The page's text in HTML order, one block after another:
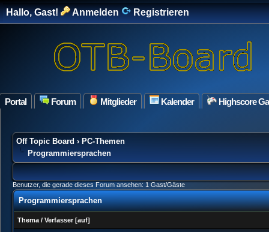
Hallo, Gast! Anmelden Registrieren
Portal Forum Mitglieder Kalender Highscore
Off Topic Board › PC-Themen
Programmiersprachen
Benutzer, die gerade dieses Forum ansehen: 1 Gast/Gäste
Programmiersprachen
Thema / Verfasser [auf]